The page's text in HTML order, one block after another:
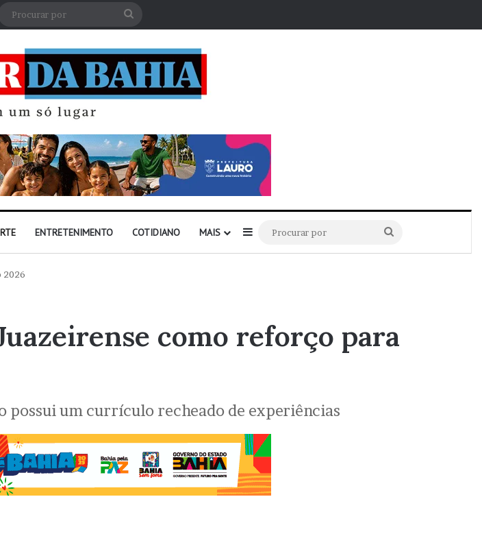
Barra Lateral
ENTRETENIMENTO COTIDIANO MAIS Barra Lateral
por
2026
como reforço para
possui um currículo recheado de experiências